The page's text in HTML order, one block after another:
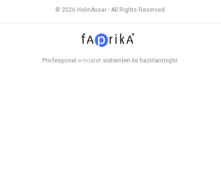
© 2026 HelinAvsar - All Rights Reserved.
Profesyonel e-ticaret sistemleri ile hazırlanmıştır.